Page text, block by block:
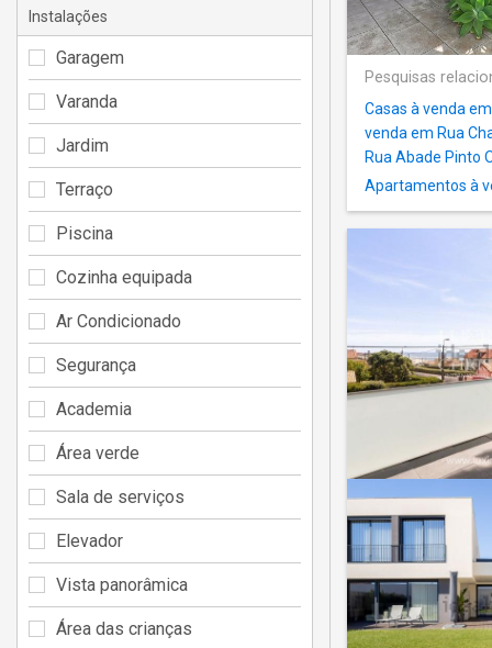
Pesquisas
Casas à venda
venda em Rua
Rua Abade Pinto
Apartamentos à
Instalações
Garagem
Varanda
Jardim
Terraço
Piscina
Cozinha equipada
Ar Condicionado
Segurança
Academia
Área verde
Sala de serviços
Elevador
Vista panorâmica
Área das crianças